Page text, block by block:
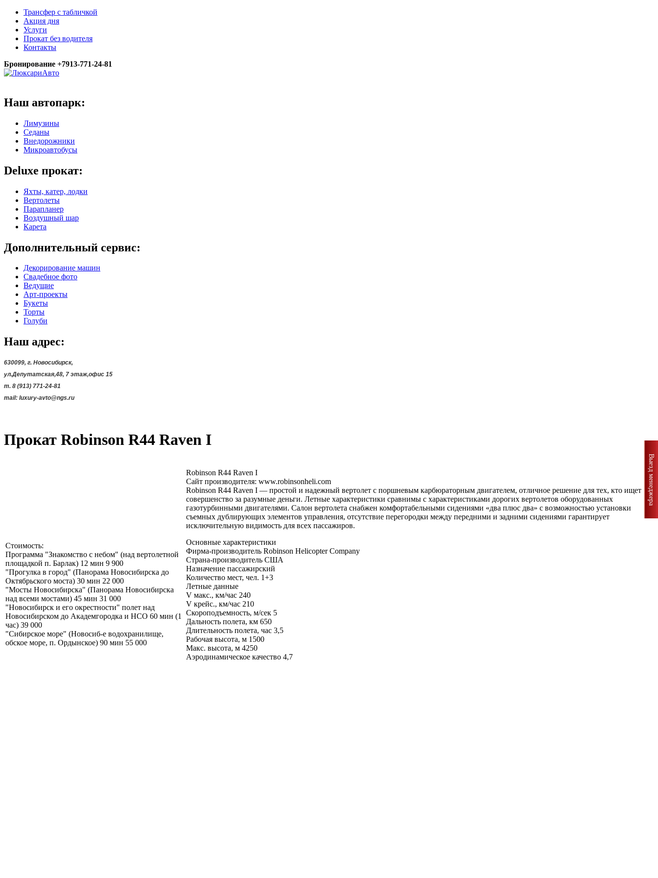
Трансфер с табличкой
Акция дня
Услуги
Прокат без водителя
Контакты
Бронирование +7913-771-24-81
Наш автопарк:
Лимузины
Седаны
Внедорожники
Микроавтобусы
Deluxe прокат:
Яхты, катер, лодки
Вертолеты
Парапланер
Воздушный шар
Карета
Дополнительный сервис:
Декорирование машин
Свадебное фото
Ведущие
Арт-проекты
Букеты
Торты
Голуби
Наш адрес:
630099, г. Новосибирск,
ул.Депутатская,48, 7 этаж,офис 15
т. 8 (913) 771-24-81
mail: luxury-avto@ngs.ru
Выезд менеджера
Прокат Robinson R44 Raven I
Стоимость:
Программа "Знакомство с небом" (над вертолетной
площадкой п. Барлак) 12 мин 9 900
"Прогулка в город" (Панорама Новосибирска до
Октябрьского моста) 30 мин 22 000
"Мосты Новосибирска" (Панорама Новосибирска
над всеми мостами) 45 мин 31 000
"Новосибирск и его окрестности" полет над
Новосибирском до Академгородка и НСО 60 мин (1
час) 39 000
"Сибирское море" (Новосиб-е водохранилище,
обское море, п. Ордынское) 90 мин 55 000
Robinson R44 Raven I
Сайт производителя: www.robinsonheli.com
Robinson R44 Raven I — простой и надежный вертолет с поршневым карбюраторным двигателем, отличное решение для тех, кто ищет
совершенство за разумные деньги. Летные характеристики сравнимы с характеристиками дорогих вертолетов оборудованных
газотурбинными двигателями. Салон вертолета снабжен комфортабельными сидениями «два плюс два» с возможностью установки
съемных дублирующих элементов управления, отсутствие перегородки между передними и задними сидениями гарантирует
исключительную видимость для всех пассажиров.
Основные характеристики
Фирма-производитель Robinson Helicopter Company
Страна-производитель США
Назначение пассажирский
Количество мест, чел. 1+3
Летные данные
V макс., км/час 240
V крейс., км/час 210
Скороподъемность, м/сек 5
Дальность полета, км 650
Длительность полета, час 3,5
Рабочая высота, м 1500
Макс. высота, м 4250
Аэродинамическое качество 4,7